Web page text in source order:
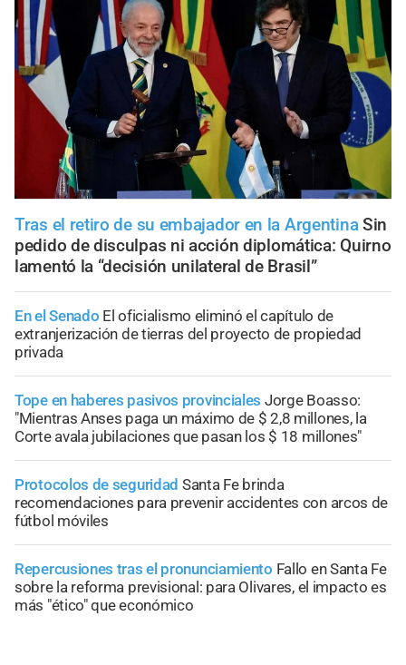
Tras el retiro de su embajador en la Argentina Sin
pedido de disculpas ni acción diplomática: Quirno
lamentó la “decisión unilateral de Brasil”
En el Senado El oficialismo eliminó el capítulo de
extranjerización de tierras del proyecto de propiedad
privada
Tope en haberes pasivos provinciales Jorge Boasso:
"Mientras Anses paga un máximo de $ 2,8 millones, la
Corte avala jubilaciones que pasan los $ 18 millones"
Protocolos de seguridad Santa Fe brinda
recomendaciones para prevenir accidentes con arcos de
fútbol móviles
Repercusiones tras el pronunciamiento Fallo en Santa Fe
sobre la reforma previsional: para Olivares, el impacto es
más "ético" que económico